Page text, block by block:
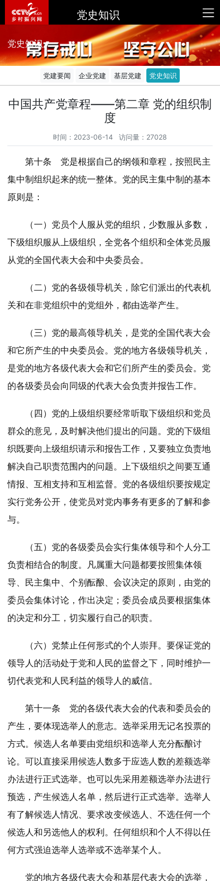
党史知识
党史知识
党建要闻 企业党建 基层党建 党史知识
中国共产党章程——第二章 党的组织制
度
时间：2023-06-14 访问量：27028
第十条 党是根据自己的纲领和章程，按照民主
集中制组织起来的统一整体。党的民主集中制的基本
原则是：
（一）党员个人服从党的组织，少数服从多数，
下级组织服从上级组织，全党各个组织和全体党员服
从党的全国代表大会和中央委员会。
（二）党的各级领导机关，除它们派出的代表机
关和在非党组织中的党组外，都由选举产生。
（三）党的最高领导机关，是党的全国代表大会
和它所产生的中央委员会。党的地方各级领导机关，
是党的地方各级代表大会和它们所产生的委员会。党
的各级委员会向同级的代表大会负责并报告工作。
（四）党的上级组织要经常听取下级组织和党员
群众的意见，及时解决他们提出的问题。党的下级组
织既要向上级组织请示和报告工作，又要独立负责地
解决自己职责范围内的问题。上下级组织之间要互通
情报、互相支持和互相监督。党的各级组织要按规定
实行党务公开，使党员对党内事务有更多的了解和参
与。
（五）党的各级委员会实行集体领导和个人分工
负责相结合的制度。凡属重大问题都要按照集体领
导、民主集中、个别酝酿、会议决定的原则，由党的
委员会集体讨论，作出决定；委员会成员要根据集体
的决定和分工，切实履行自己的职责。
（六）党禁止任何形式的个人崇拜。要保证党的
领导人的活动处于党和人民的监督之下，同时维护一
切代表党和人民利益的领导人的威信。
第十一条 党的各级代表大会的代表和委员会的
产生，要体现选举人的意志。选举采用无记名投票的
方式。候选人名单要由党组织和选举人充分酝酿讨
论。可以直接采用候选人数多于应选人数的差额选举
办法进行正式选举。也可以先采用差额选举办法进行
预选，产生候选人名单，然后进行正式选举。选举人
有了解候选人情况、要求改变候选人、不选任何一个
候选人和另选他人的权利。任何组织和个人不得以任
何方式强迫选举人选举或不选举某个人。
党的地方各级代表大会和基层代表大会的选举，